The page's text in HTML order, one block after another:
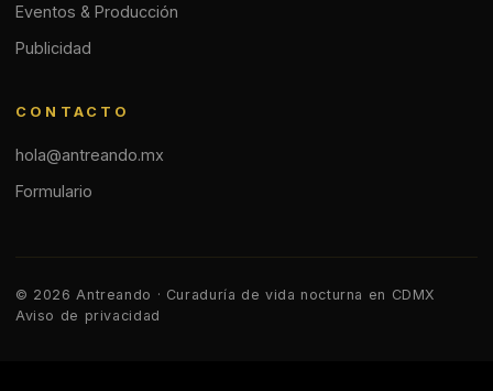
Eventos & Producción
Publicidad
CONTACTO
hola@antreando.mx
Formulario
© 2026 Antreando · Curaduría de vida nocturna en CDMX
Aviso de privacidad